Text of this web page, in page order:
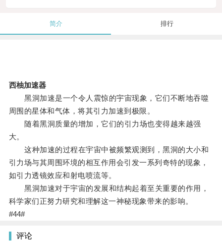
简介 排行
西柚加速器
黑洞加速是一个令人震惊的宇宙现象，它们不断地吞噬
周围的星体和气体，将其引力加速到极限。
随着黑洞质量的增加，它们的引力场也变得越来越强
大。
这种加速的过程在宇宙中被频繁观测到，黑洞的大小和
引力场与其周围环境的相互作用会引发一系列奇特的现象，
如引力透镜效应和射电喷流等。
黑洞加速对于宇宙的发展和结构起着至关重要的作用，
科学家们正努力研究和理解这一神秘现象带来的影响。
#44#
评论